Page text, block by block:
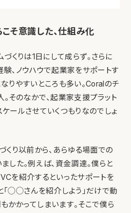
そ意識した、仕組み化
づくりは1日にして成らず。さらに
、ノウハウで起業家をサポートす
りやすいところも多い。Coralのチ
そのなかで、起業家支援プラット
ールさせていくつもりなのでしょ
くり以前から、あらゆる場面での
した。例えば、資金調達。僕らと
を紹介するといったサポートを
「◯◯さんを紹介しよう」だけで動
かかってしまいます。そこで僕ら